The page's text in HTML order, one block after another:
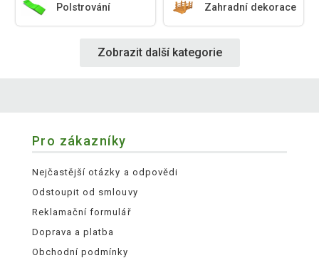
Polstrování Zahradní dekorace
Zobrazit další kategorie
Pro zákazníky
Nejčastější otázky a odpovědi
Odstoupit od smlouvy
Reklamační formulář
Doprava a platba
Obchodní podmínky